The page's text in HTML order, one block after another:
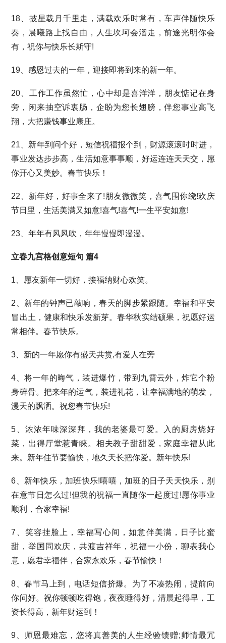
18、披星载月千里走，满载欢乐时常有，车声伴随快乐
奏，晨曦路上找自由，人生坎坷会溜走，前途光明你会
有，祝你与快乐长斯守!
19、感恩过去的一年，迎接即将到来的新一年。
20、工作工作虽然忙，心中却是喜洋洋，朋友惦记在身
旁，闲来抽空诉衷肠，企盼为您长翅膀，伴您事业高飞
翔，大把赚钱事业康庄。
21、新年到问个好，短信祝福报个到，财源滚滚时时进，
事业发达步步高，生活如意事事顺，好运连连天天交，愿
你开心又美妙。春节快乐！
22、新年好，好事全来了!朋友微微笑，喜气围你绕!欢庆
节日里，生活美满又如意!喜气!喜气!一生平安如意!
23、年年有风风吹，年年慢慢即漫漫。
立春九宫格创意短句 篇4
1、愿友新年一切好，接福纳财心欢笑。
2、新年的钟声已敲响，春天的脚步紧跟随。幸福和平安
冒出土，健康和快乐发新芽。春华秋实结硕果，祝愿好运
常相伴。春节快乐。
3、新的一年愿你有盛天共赏,有爱人在旁
4、将一年的晦气，装进爆竹，带到九霄云外，炸它个粉
身碎骨。把来年的运气，装进礼花，让幸福满地的萌发，
漫天的飘洒。祝您春节快乐!
5、浓浓年味深深拜，我的老婆最可爱。入的厨房烧好
菜，出得厅堂惹青睐。相夫教子甜甜爱，家庭幸福从此
来。新年佳节要愉快，地久天长把你爱。新年快乐!
6、新年快乐，加班快乐!嘻嘻，加班的日子天天快乐，别
在意节日怎么过!但我的祝福一直随你一起度过!愿你事业
顺利，合家幸福!
7、笑容挂脸上，幸福写心间，如意伴美满，日子比蜜
甜，举国同欢庆，共渡吉祥年，祝福一小份，聊表我心
意，愿君幸福伴，合家永欢乐，春节愉快！
8、春节马上到，电话短信挤爆。为了不凑热闹，提前向
你问好。祝你顿顿吃得饱，夜夜睡得好，清晨起得早，工
资长得高，新年财运到！
9、师恩最难忘，您将真善美的人生经验馈赠;师情最冗